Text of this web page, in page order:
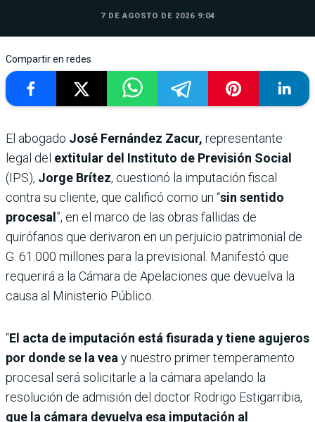
7 DE AGOSTO DE 2026 9:04
Compartir en redes
El abogado José Fernández Zacur, representante
legal del extitular del Instituto de Previsión Social
(IPS), Jorge Brítez, cuestionó la imputación fiscal
contra su cliente, que calificó como un “sin sentido
procesal ”, en el marco de las obras fallidas de
quirófanos que derivaron en un perjuicio patrimonial de
G. 61.000 millones para la previsional. Manifestó que
requerirá a la Cámara de Apelaciones que devuelva la
causa al Ministerio Público.
“El acta de imputación está fisurada y tiene agujeros
por donde se la veay nuestro primer temperamento
procesal será solicitarle a la cámara apelando la
resolución de admisión del doctor Rodrigo Estigarribia,
que la cámara devuelva esa imputación al